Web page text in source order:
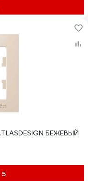
БЕЖЕВЫЙ
5